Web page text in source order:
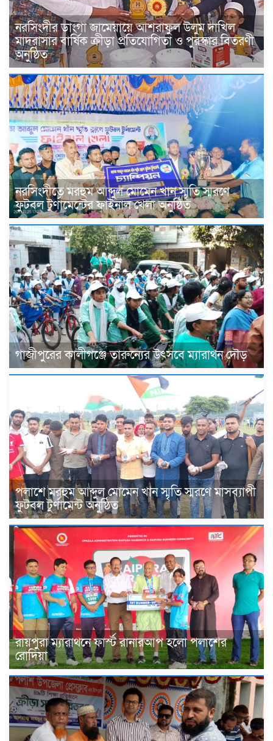
নরসিংদীর ডাংগা জামেয়ায়ে আশরাফুল উলুম দাখিল
মাদরাসার বার্ষিক ক্রীড়া প্রতিযোগিতা ও পুরস্কার বিতরণী
অনুষ্ঠিত
নরসিংদীতে মরহুম আব্দুল মোমেন খান স্মৃতি স্মরণে
ফুটবল টুর্ণামেন্টের ফাইনাল খেলা অনুষ্ঠিত
গাজীপুরের কালীগঞ্জে তারুন্যের উৎসবে ম্যারাথন দৌড়
পলাশে মরহুম আব্দুল মোমেন খান স্মৃতি স্মরণে মাসব্যাপী
ফুটবল টুর্ণামেন্ট অনুষ্ঠিত
রায়পুরা ম্যারাথনে ফার্স্ট রানারআপ হলো পলাশের
রোদিয়া